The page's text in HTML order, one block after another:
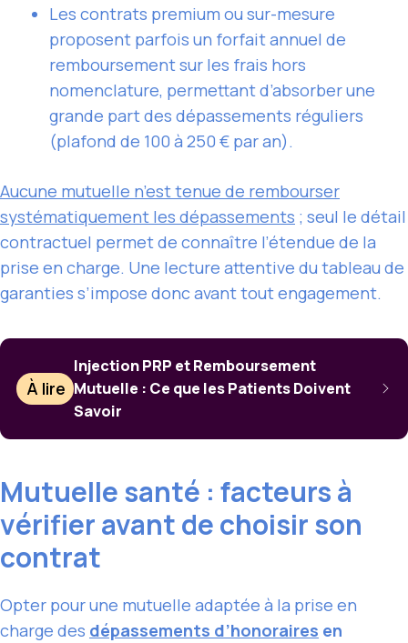
Les contrats premium ou sur-mesure
proposent parfois un forfait annuel de
remboursement sur les frais hors
nomenclature, permettant d’absorber une
grande part des dépassements réguliers
(plafond de 100 à 250 € par an).
Aucune mutuelle n’est tenue de rembourser
systématiquement les dépassements ; seul le détail
contractuel permet de connaître l’étendue de la
prise en charge. Une lecture attentive du tableau de
garanties s’impose donc avant tout engagement.
À lire
Injection PRP et Remboursement
Mutuelle : Ce que les Patients Doivent
Savoir
Mutuelle santé : facteurs à
vérifier avant de choisir son
contrat
Opter pour une mutuelle adaptée à la prise en
charge des dépassements d’honoraires en